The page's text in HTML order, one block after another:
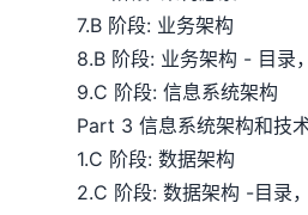
7.B 阶段: 业务架构
8.B 阶段: 业务架构 - 目录
9.C 阶段: 信息系统架构
Part 3 信息系统架构和技
1.C 阶段: 数据架构
2.C 阶段: 数据架构 -目录